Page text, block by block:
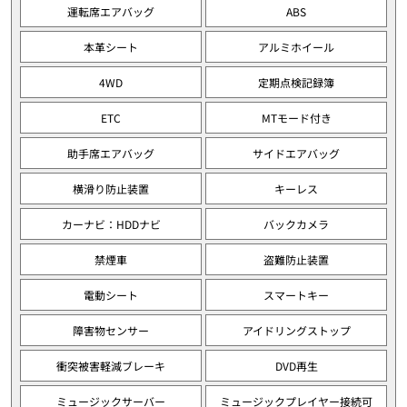
運転席エアバッグ ABS
本革シート アルミホイール
4WD 定期点検記録簿
ETC MTモード付き
助手席エアバッグ サイドエアバッグ
横滑り防止装置 キーレス
カーナビ：HDDナビ バックカメラ
禁煙車 盗難防止装置
電動シート スマートキー
障害物センサー アイドリングストップ
衝突被害軽減ブレーキ DVD再生
ミュージックサーバー ミュージックプレイヤー接続可